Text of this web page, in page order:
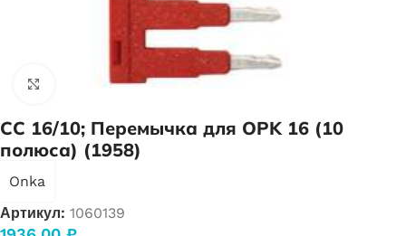
Нажмите, чтобы увеличить
CC 16/10; Перемычка для OPK 16 (10
полюса) (1958)
Onka
Артикул: 1060139